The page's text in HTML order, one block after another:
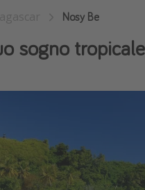
Nosy Be
sogno